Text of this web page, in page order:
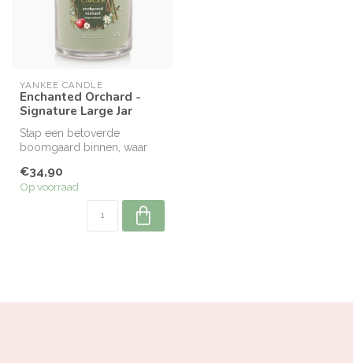
YANKEE CANDLE
Enchanted Orchard -
Signature Large Jar
Stap een betoverde
boomgaard binnen, waar
lucht hangen.
€34,90
Op voorraad